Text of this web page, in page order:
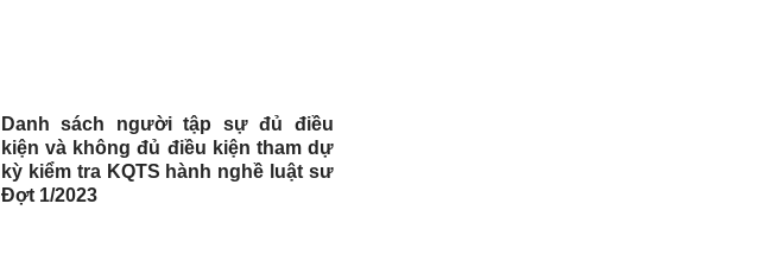
Danh sách người tập sự đủ điều
kiện và không đủ điều kiện tham dự
kỳ kiểm tra KQTS hành nghề luật sư
Đợt 1/2023